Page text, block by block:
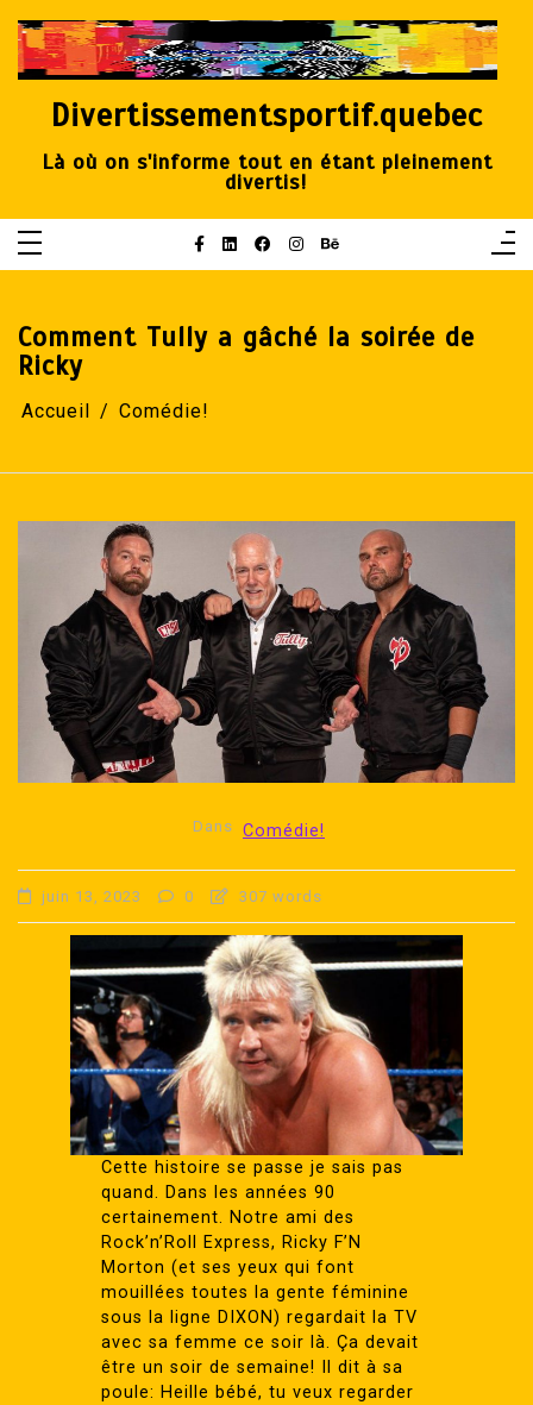
contenu
Divertissementsportif.quebec
Là où on s'informe tout en étant pleinement
divertis!
Comment Tully a gâché la soirée de
Ricky
Accueil Comédie!
Dans Comédie!
juin 13, 2023 0 307 words
Cette histoire se passe je sais pas
quand. Dans les années 90
certainement. Notre ami des
Rock’n’Roll Express, Ricky F’N
Morton (et ses yeux qui font
mouillées toutes la gente féminine
sous la ligne DIXON) regardait la TV
avec sa femme ce soir là. Ça devait
être un soir de semaine! Il dit à sa
poule: Heille bébé, tu veux regarder